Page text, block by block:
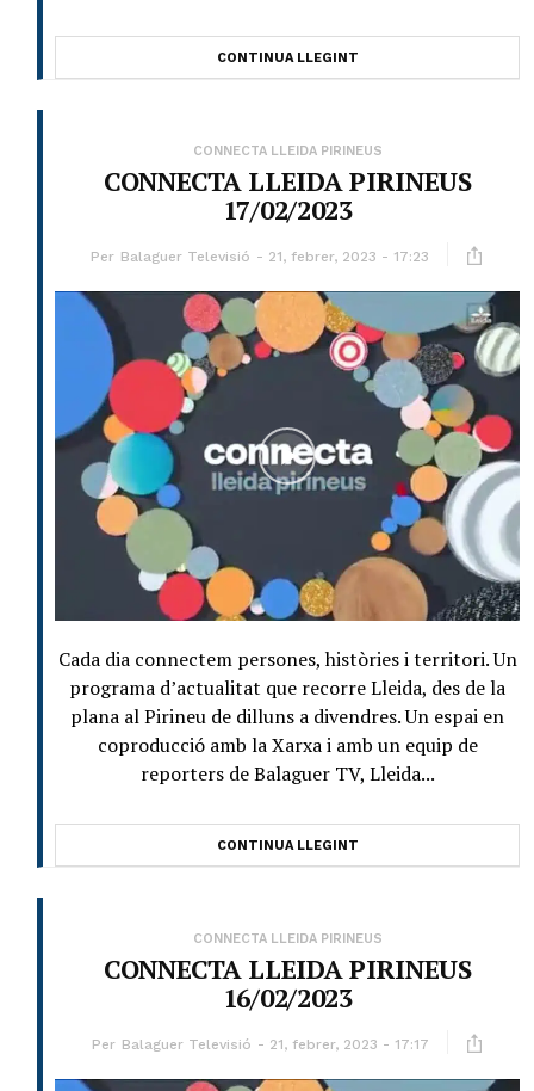
CONTINUA LLEGINT
CONNECTA LLEIDA PIRINEUS
CONNECTA LLEIDA PIRINEUS
17/02/2023
Per Balaguer Televisió 21, febrer, 2023 - 17:23
Cada dia connectem persones, històries i territori. Un
programa d’actualitat que recorre Lleida, des de la
plana al Pirineu de dilluns a divendres. Un espai en
coproducció amb la Xarxa i amb un equip de
reporters de Balaguer TV, Lleida...
CONTINUA LLEGINT
CONNECTA LLEIDA PIRINEUS
CONNECTA LLEIDA PIRINEUS
16/02/2023
Per Balaguer Televisió 21, febrer, 2023 - 17:17